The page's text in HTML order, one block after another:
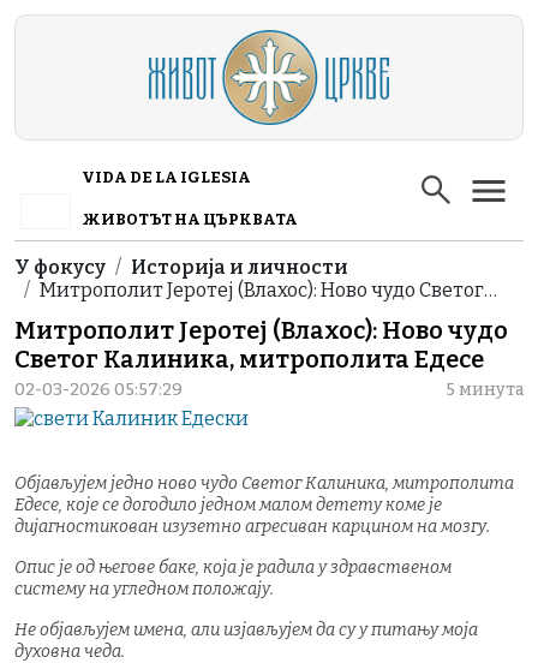
Skip to main content
VIDA DE LA IGLESIA
ЖИВОТЪТ НА ЦЪРКВАТА
Breadcrumb
У фокусу
Историја и личности
Митрополит Јеротеј (Влахос): Ново чудо Светог…
Митрополит Јеротеј (Влахос): Ново чудо
Светог Калиника, митрополита Едесе
02-03-2026 05:57:29 5 минута
Објављујем једно ново чудо Светог Калиника, митрополита
Едесе, које се догодило једном малом детету коме је
дијагностикован изузетно агресиван карцином на мозгу.
Опис је од његове баке, која је радила у здравственом
систему на угледном положају.
Не објављујем имена, али изјављујем да су у питању моја
духовна чеда.